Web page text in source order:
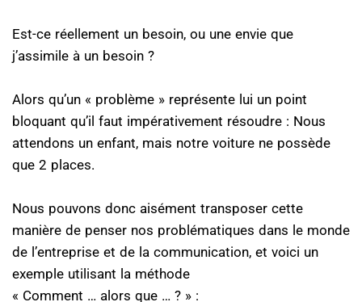
Est-ce réellement un besoin, ou une envie que
j’assimile à un besoin ?
Alors qu’un « problème » représente lui un point
bloquant qu’il faut impérativement résoudre : Nous
attendons un enfant, mais notre voiture ne possède
que 2 places.
Nous pouvons donc aisément transposer cette
manière de penser nos problématiques dans le monde
de l’entreprise et de la communication, et voici un
exemple utilisant la méthode
« Comment … alors que … ? » :